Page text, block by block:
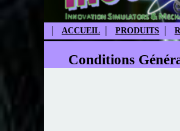
Conditions
| ACCUEIL | PRODUITS |